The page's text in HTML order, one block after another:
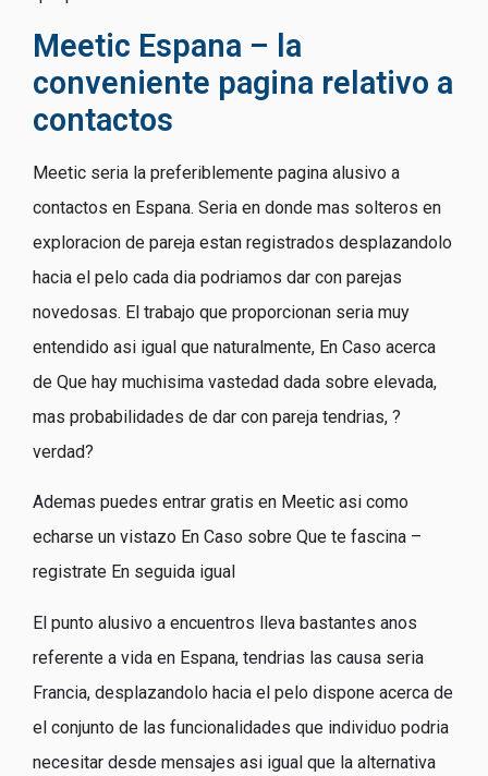
Meetic Espana – la
conveniente pagina relativo a
contactos
Meetic seri­a la preferiblemente pagina alusivo a
contactos en Espana. Seri­a en donde mas solteros en
exploracion de pareja estan registrados desplazandolo
hacia el pelo cada dia podri­amos dar con parejas
novedosas. El trabajo que proporcionan seri­a muy
entendido asi­ igual que naturalmente, En Caso acerca
de Que hay muchisima vastedad dada sobre elevada,
mas probabilidades de dar con pareja tendri­as, ?
verdad?
Ademas puedes entrar gratis en Meetic asi­ como
echarse un vistazo En Caso sobre Que te fascina –
registrate En seguida igual
El punto alusivo a encuentros lleva bastantes anos
referente a vida en Espana, tendri­as las causa seri­a
Francia, desplazandolo hacia el pelo dispone acerca de
el conjunto de las funcionalidades que individuo podria
necesitar desde mensajes asi­ igual que la alternativa